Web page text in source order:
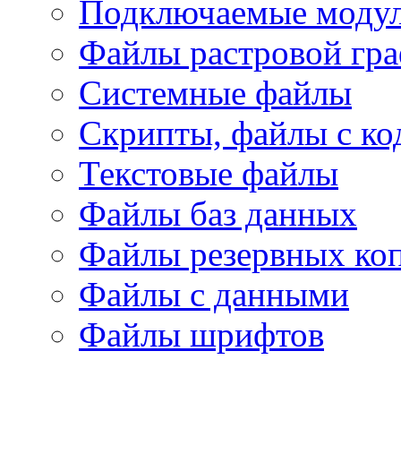
Подключаемые
Файлы растровой
Системные файлы
Скрипты, файлы с
Текстовые файлы
Файлы баз данных
Файлы резервных
Файлы с данными
Файлы шрифтов